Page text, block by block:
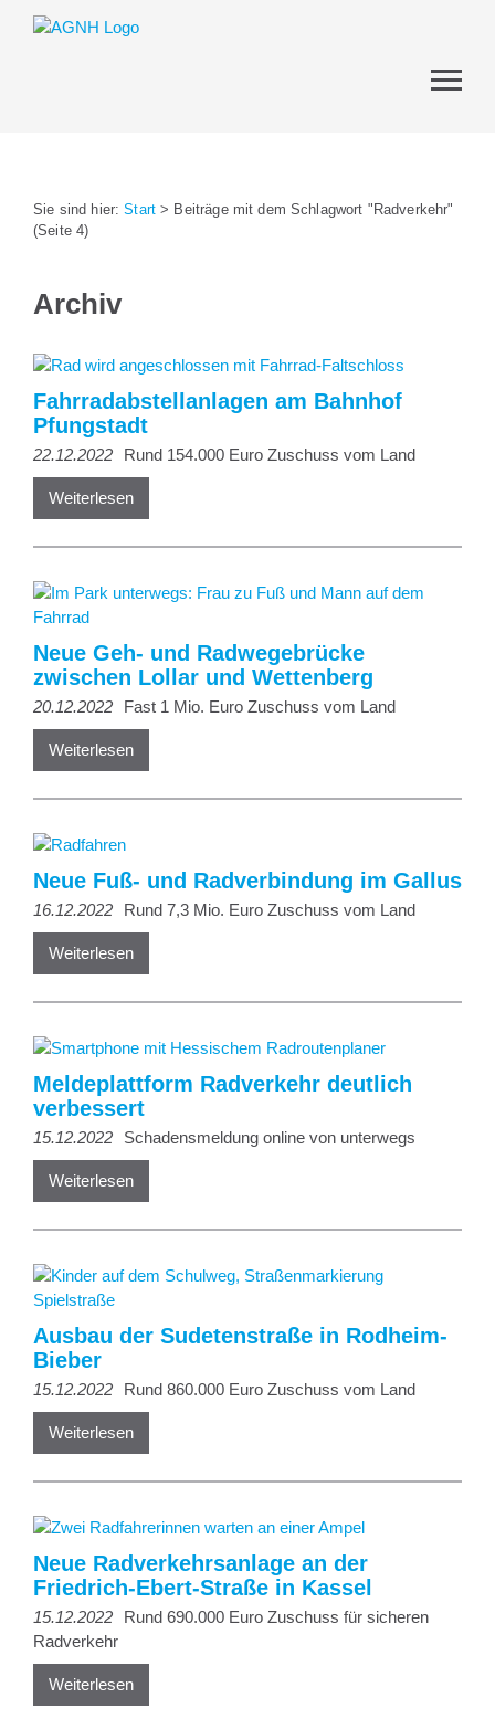
Sie sind hier:Start > Beiträge mit dem Schlagwort "Radverkehr"
(Seite 4)
Archiv
Fahrradabstellanlagen am Bahnhof
Pfungstadt
22.12.2022 Rund 154.000 Euro Zuschuss vom Land
Weiterlesen
Neue Geh- und Radwegebrücke
zwischen Lollar und Wettenberg
20.12.2022 Fast 1 Mio. Euro Zuschuss vom Land
Weiterlesen
Neue Fuß- und Radverbindung im Gallus
16.12.2022 Rund 7,3 Mio. Euro Zuschuss vom Land
Weiterlesen
Meldeplattform Radverkehr deutlich
verbessert
15.12.2022 Schadensmeldung online von unterwegs
Weiterlesen
Ausbau der Sudetenstraße in Rodheim-
Bieber
15.12.2022 Rund 860.000 Euro Zuschuss vom Land
Weiterlesen
Neue Radverkehrsanlage an der
Friedrich-Ebert-Straße in Kassel
15.12.2022
Rund 690.000 Euro Zuschuss für sicheren
Radverkehr
Weiterlesen